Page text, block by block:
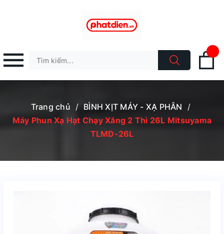
Trang chủ / BÌNH XỊT MÁY - XẠ PHÂN
/
Máy Phun Xạ Hạt Chạy Xăng 2 Thì 26L Mitsuyama
TLMD-26L